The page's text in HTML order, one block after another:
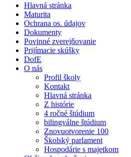
Hlavná stránka
Maturita
Ochrana os. údajov
Dokumenty
Povinné zverejňovanie
Prijímacie skúšky
DofE
O nás
Profil školy
Kontakt
Hlavná stránka
Z histórie
4 ročné štúdium
bilingválne štúdium
Znovuotvorenie 100
Školský parlament
Hospodárie s majetkom